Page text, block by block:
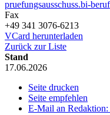
pruefungsausschuss.bi-
Fax
+49 341 3076-6213
VCard herunterladen
Zurück zur Liste
Stand
17.06.2026
Seite drucken
Seite empfehlen
E-Mail an